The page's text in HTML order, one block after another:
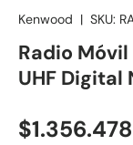
Kenwood | SKU:
Radio
UHF Digital
Precio
$1.356.478